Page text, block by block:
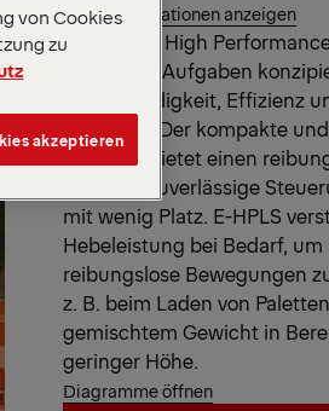
Alle Spezifikationen anzeigen
Unsere EH High
alltägliche Aufgaben
Geschwindigkeit, Effizienz
erfordern. Der kompakte
9002 EH bietet einen
und eine zuverlässige
mit wenig Platz. E-HPLS
Hebeleistung bei Bedarf, um
reibungslose Bewegungen
z. B. beim Laden von
gemischtem Gewicht in
geringer Höhe.
Diagramme öffnen
von Cookies
zu
akzeptieren